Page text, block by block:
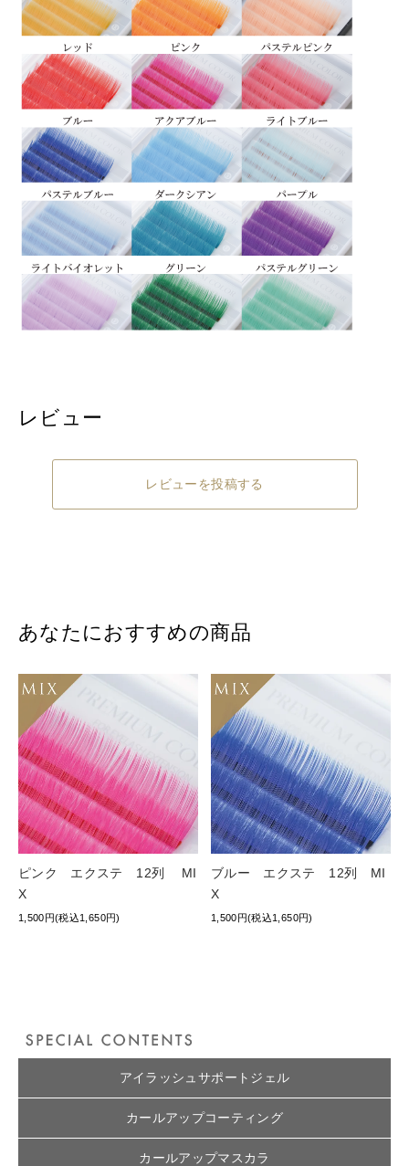
レビュー
レビューを投稿する
あなたにおすすめの商品
ピンク エクステ 12列 MI
X
1,500円(税込1,650円)
ブルー エクステ 12列 MI
X
1,500円(税込1,650円)
アイラッシュサポートジェル
カールアップコーティング
カールアップマスカラ